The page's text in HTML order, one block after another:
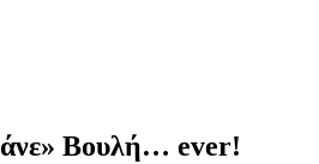
Βουλή… ever!